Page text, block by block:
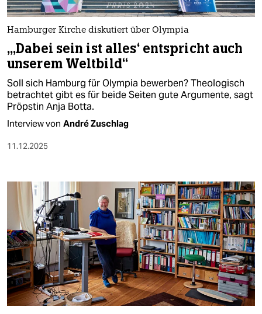
Hamburger Kirche diskutiert über Olympia
„‚Dabei sein ist alles‘ entspricht auch
unserem Weltbild“
Soll sich Hamburg für Olympia bewerben? Theologisch
betrachtet gibt es für beide Seiten gute Argumente, sagt
Pröpstin Anja Botta.
Interview von André Zuschlag
11.12.2025